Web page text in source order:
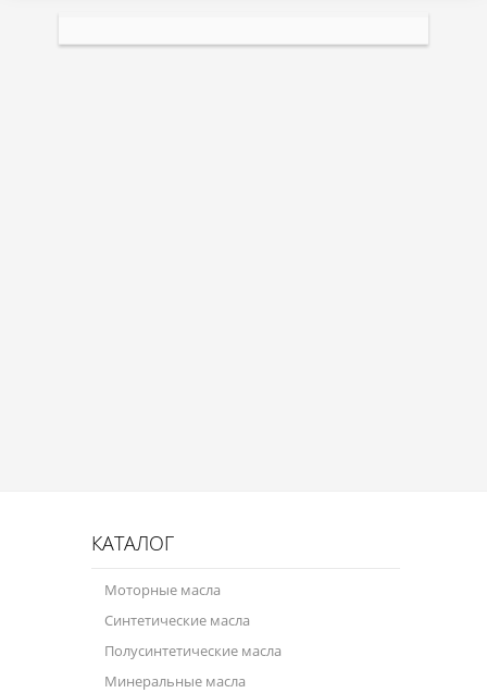
Трансмиссионные масла
Оборудование
Клеи и герметики
ASYNTHO 5W-30 4л
КАТАЛОГ
Моторные масла
Синтетические масла
Полусинтетические масла
Минеральные масла